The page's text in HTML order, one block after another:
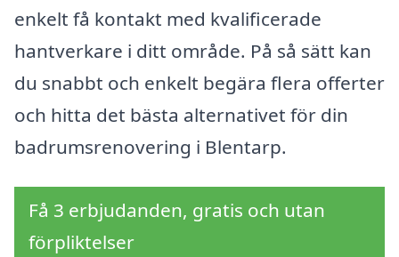
enkelt få kontakt med kvalificerade
hantverkare i ditt område. På så sätt kan
du snabbt och enkelt begära flera offerter
och hitta det bästa alternativet för din
badrumsrenovering i Blentarp.
Få 3 erbjudanden, gratis och utan
förpliktelser